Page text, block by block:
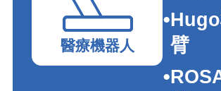
醫療機器人
臂